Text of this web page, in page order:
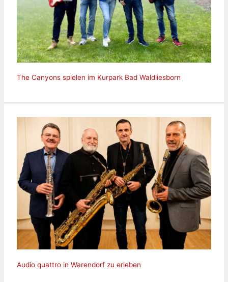
The Canyons spielen im Kurpark Bad Waldliesborn
Audio quattro in Warendorf zu erleben